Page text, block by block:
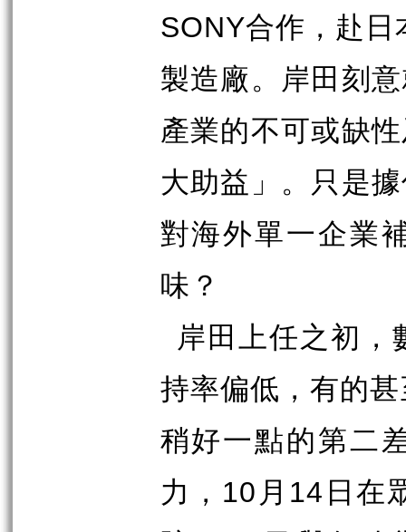
SONY合作，赴日
製造廠。岸田刻
產業的不可或缺
大助益」。只是
對海外單一企業
味？
岸田上任之初，
持率偏低，有的
稍好一點的第二
力， 10 月 14 日在